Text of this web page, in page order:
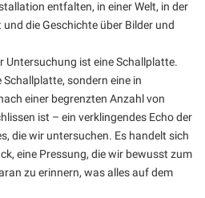
entfalten, in einer Welt, in der
die Geschichte über Bilder und
Untersuchung ist eine Schallplatte.
sondern eine in
einer begrenzten Anzahl von
ist – ein verklingendes Echo der
die wir untersuchen. Es handelt sich
eine Pressung, die wir bewusst zum
zu erinnern, was alles auf dem